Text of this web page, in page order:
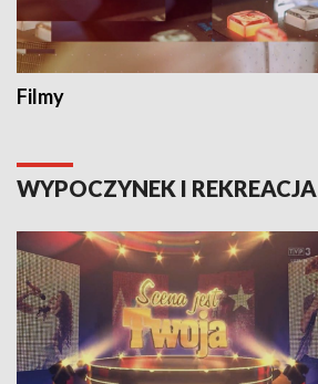
Filmy
WYPOCZYNEK I REKREACJA